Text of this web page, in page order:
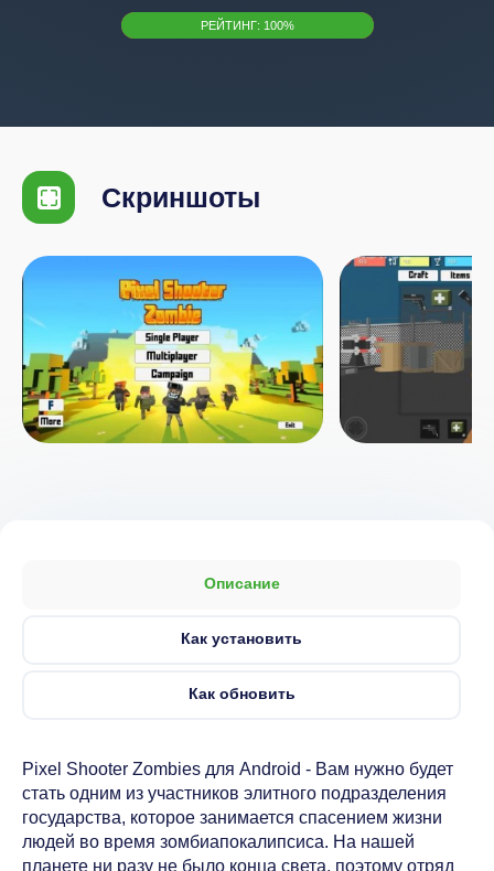
РЕЙТИНГ: 100%
Скриншоты
Описание
Как установить
Как обновить
Pixel Shooter Zombies для Android - Вам нужно будет
стать одним из участников элитного подразделения
государства, которое занимается спасением жизни
людей во время зомбиапокалипсиса. На нашей
планете ни разу не было конца света, поэтому отряд